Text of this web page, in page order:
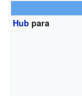
Hub para